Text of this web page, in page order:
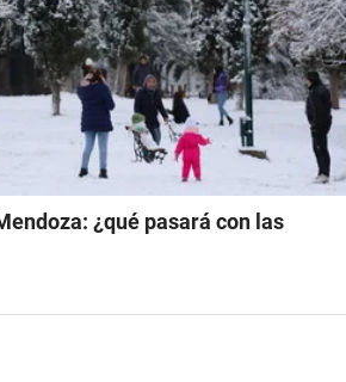
¿qué pasará con las